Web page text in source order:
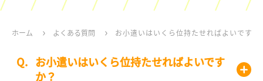
ホーム よくある質問 お小遣いはいくら位持たせればよいですか
お小遣いはいくら位持たせればよいです
か？